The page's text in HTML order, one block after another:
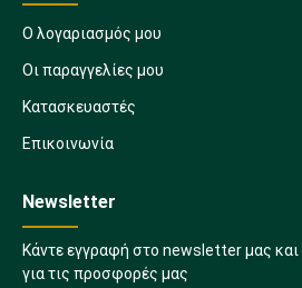
Ο λογαριασμός μου
Οι παραγγελίες μου
Κατασκευαστές
Επικοινωνία
Newsletter
Κάντε εγγραφή στο newsletter μας και
για τις προσφορές μας